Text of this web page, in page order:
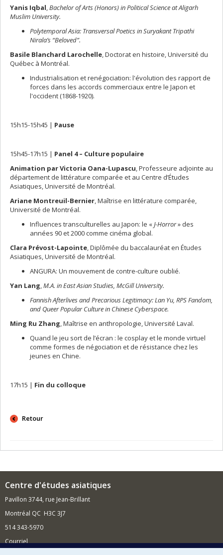
Yanis Iqbal Bachelor of Arts (Honors) in Political Science at Aligarh
Muslim University.
Polytemporal Asia: Transversal Poetics in Suryakant Tripathi
Nirala’s “Beloved”.
Basile Blanchard Larochelle , Doctorat en histoire, Université du
Québec à Montréal.
Industrialisation et renégociation: l'évolution des rapport de
forces dans les accords commerciaux entre le Japon et
l'occident (1868-1920).
15h15-15h45 | Pause
15h45-17h15 | Panel 4 – Culture populaire
Animation par Victoria Oana-Lupascu , Professeure adjointe au
département de littérature comparée et au Centre d’Études
Asiatiques, Université de Montréal.
Ariane Montreuil-Bernier , Maîtrise en littérature comparée,
Université de Montréal.
Influences transculturelles au Japon: le « J-Horror» des
années 90 et 2000 comme cinéma global.
Clara Prévost-Lapointe , Diplômée du baccalauréat en Études
Asiatiques, Université de Montréal.
ANGURA: Un mouvement de contre-culture oublié.
Yan Lang M.A. in East Asian Studies, McGill University.
Fannish Afterlives and Precarious Legitimacy: Lan Yu, RPS Fandom,
and Queer Popular Culture in Chinese Cyberspace.
Ming Ru Zhang , Maîtrise en anthropologie, Université Laval.
Quand le jeu sort de l’écran : le cosplay et le monde virtuel
comme formes de négociation et de résistance chez les
jeunes en Chine.
17h15 | Fin du colloque
Retour
Centre d'études asiatiques
Pavillon 3744, rue Jean-Brillant
Montréal QC H3C 3J7
514 343-5970
Courriel